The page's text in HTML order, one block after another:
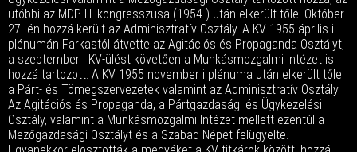
utóbbi az MDP III. kongresszusa (1954 ) után elkerült tőle. Október
27 -én hozzá került az Adminisztratív Osztály. A KV 1955 április i
plénumán Farkastól átvette az Agitációs és Propaganda Osztályt,
a szeptember i KV-ülést követően a Munkásmozgalmi Intézet is
hozzá tartozott. A KV 1955 november i plénuma után elkerült tőle
a Párt- és Tömegszervezetek valamint az Adminisztratív Osztály.
Az Agitációs és Propaganda, a Pártgazdasági és Ügykezelési
Osztály, valamint a Munkásmozgalmi Intézet mellett ezentúl a
Mezőgazdasági Osztályt és a Szabad Népet felügyelte.